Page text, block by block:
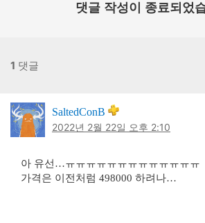
댓글 작성이 종료되었
1 댓글
SaltedConB
2022년 2월 22일 오후 2:10
아 유선…ㅠㅠㅠㅠㅠㅠㅠㅠㅠㅠㅠㅠㅠ
가격은 이전처럼 498000 하려나…